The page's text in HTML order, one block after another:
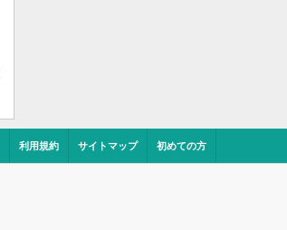
利用規約 サイトマップ 初めての方